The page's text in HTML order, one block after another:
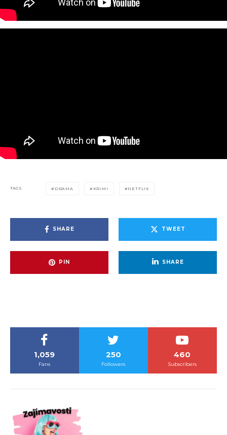
TAGS DRAMA KRIMI NETFLIX
SHARE TWEET
PIN SHARE
1,059
Fans
250
Followers
460
Subscribers